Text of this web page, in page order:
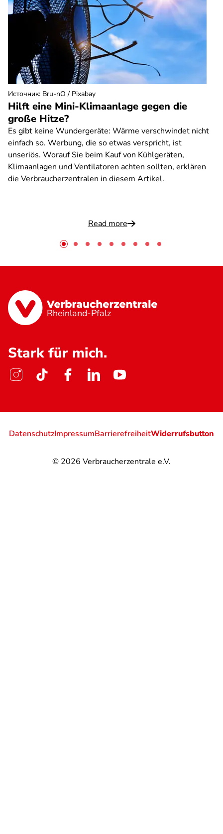
Hilft eine Mini-Klimaanlage gegen die
große Hitze?
Es gibt keine Wundergeräte: Wärme verschwindet nicht
einfach so. Werbung, die so etwas verspricht, ist
unseriös. Worauf Sie beim Kauf von Kühlgeräten,
Klimaanlagen und Ventilatoren achten sollten, erklären
die Verbraucherzentralen in diesem Artikel.
Read more
Источник: Bru-nO / Pixabay
Rheinland-Pfalz
Stark für mich.
© 2026 Verbraucherzentrale e.V.
DatenschutzImpressumBarrierefreiheitWiderrufsbutton